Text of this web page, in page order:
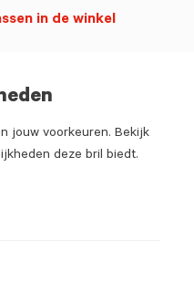
jouw voorkeuren. Bekijk
deze bril biedt.
in de winkel